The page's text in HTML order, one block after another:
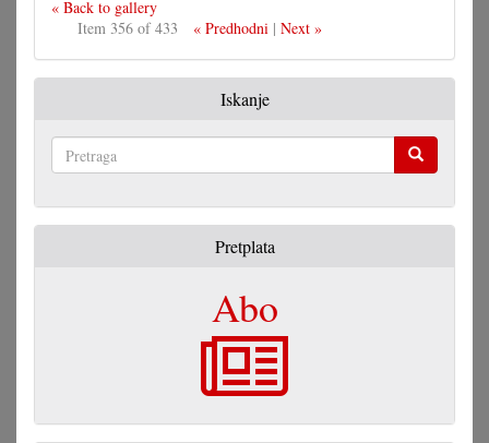
« Back to gallery
Item 356 of 433
« Predhodni| Next »
Iskanje
Pretplata
Abo